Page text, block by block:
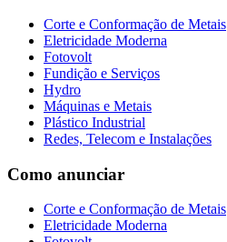
Corte e Conformação de Metais
Eletricidade Moderna
Fotovolt
Fundição e Serviços
Hydro
Máquinas e Metais
Plástico Industrial
Redes, Telecom e Instalações
Como anunciar
Corte e Conformação de Metais
Eletricidade Moderna